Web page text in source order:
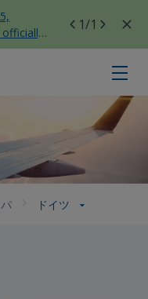
to
T3
1/1
ドイツ